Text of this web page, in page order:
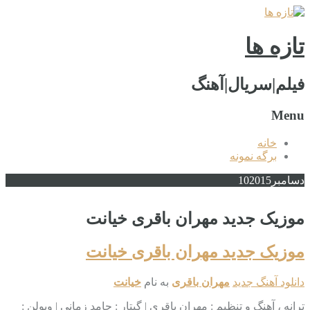
تازه ها
فیلم|سریال|آهنگ
Menu
خانه
برگه نمونه
دسامبر 102015
موزیک جدید مهران باقری خیانت
موزیک جدید مهران باقری خیانت
دانلود آهنگ جدید مهران باقری به نام خیانت
ترانه ، آهنگ و تنظیم : مهران باقری | گیتار : حامد زمانی | ویولن :